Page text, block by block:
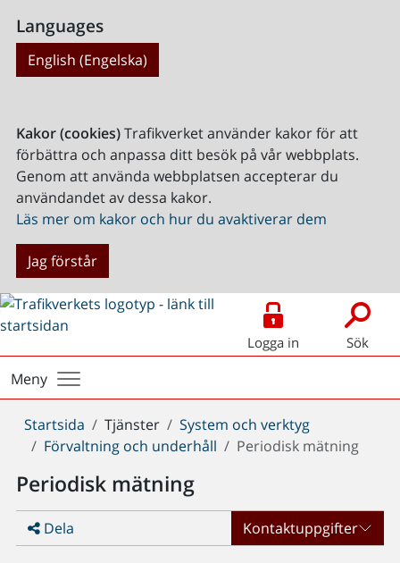
Languages
English (Engelska)
Kakor (cookies)Trafikverket använder kakor för att
förbättra och anpassa ditt besök på vår webbplats.
Genom att använda webbplatsen accepterar du
användandet av dessa kakor.
Läs mer om kakor och hur du avaktiverar dem
Jag förstår
Logga in Sök
Meny
Du
är
Startsida Tjänster
System och verktyg
Förvaltning och underhåll
Periodisk mätning
Periodisk mätning
Dela Kontaktuppgifter